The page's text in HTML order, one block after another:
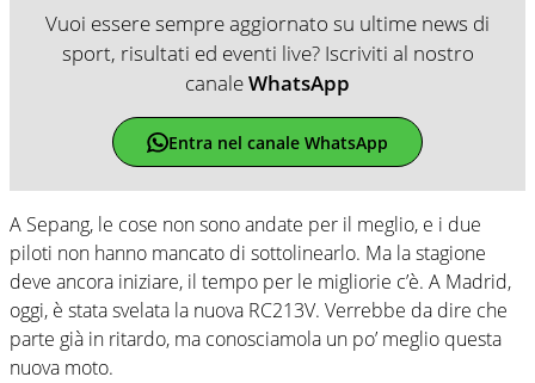
Vuoi essere sempre aggiornato su ultime news di
sport, risultati ed eventi live? Iscriviti al nostro
canaleWhatsApp
Entra nel canale WhatsApp
A Sepang, le cose non sono andate per il meglio, e i due
piloti non hanno mancato di sottolinearlo. Ma la stagione
deve ancora iniziare, il tempo per le migliorie c’è. A Madrid,
oggi, è stata svelata la nuova RC213V. Verrebbe da dire che
parte già in ritardo, ma conosciamola un po’ meglio questa
nuova moto.